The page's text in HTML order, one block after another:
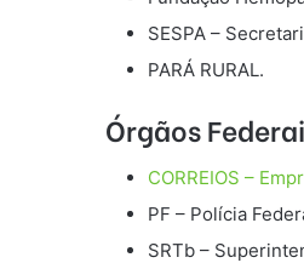
SESPA –
PARÁ RURAL.
Órgãos
CORREIOS –
PF – Polícia
SRTb –